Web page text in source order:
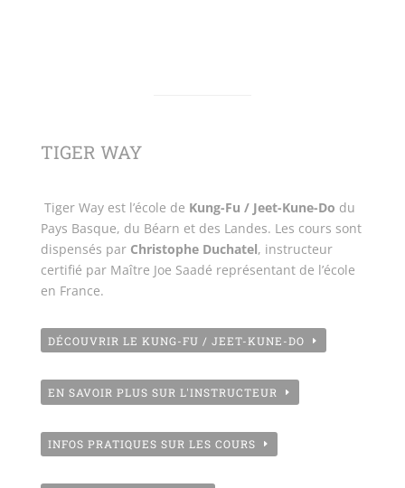
TIGER WAY
Tiger Way est l’école de Kung-Fu / Jeet-Kune-Do du
Pays Basque, du Béarn et des Landes. Les cours sont
dispensés par Christophe Duchatel, instructeur
certifié par Maître Joe Saadé représentant de l’école
en France.
DÉCOUVRIR LE KUNG-FU / JEET-KUNE-DO
EN SAVOIR PLUS SUR L'INSTRUCTEUR
INFOS PRATIQUES SUR LES COURS